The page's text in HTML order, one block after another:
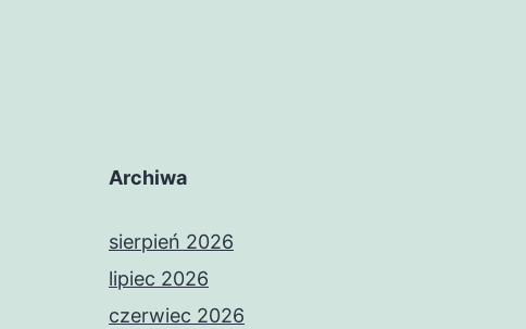
Archiwa
sierpień 2026
lipiec 2026
czerwiec 2026